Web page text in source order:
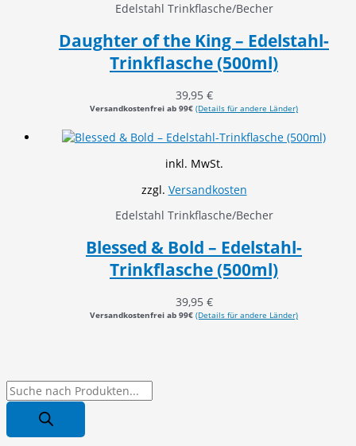
P
o
Edelstahl Trinkflasche/Becher
Daughter of the King – Edelstahl-
Trinkflasche (500ml)
39,95 €
Versandkostenfrei ab 99€ (Details für andere Länder)
inkl. MwSt.
zzgl. Versandkosten
Edelstahl Trinkflasche/Becher
Blessed & Bold – Edelstahl-
Trinkflasche (500ml)
39,95 €
Versandkostenfrei ab 99€ (Details für andere Länder)